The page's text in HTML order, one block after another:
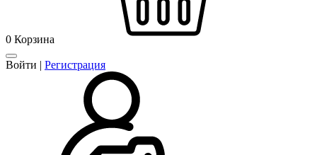
0 Корзина
Войти | Регистрация